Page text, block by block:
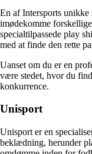
En af Intersports unikke
imødekomme
specialtilpassede play
med at finde den rette
Uanset om du er en
være stedet, hvor du
konkurrence.
Unisport
Unisport er en
beklædning, herunder